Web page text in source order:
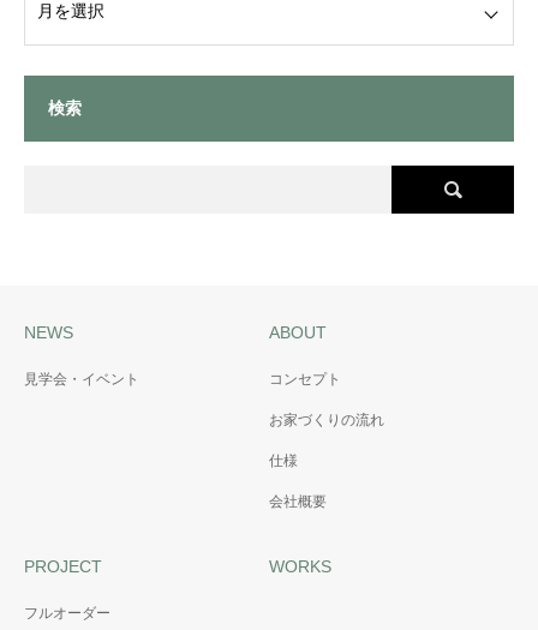
検索
NEWS
見学会・イベント
ABOUT
コンセプト
お家づくりの流れ
仕様
会社概要
PROJECT
フルオーダー
WORKS